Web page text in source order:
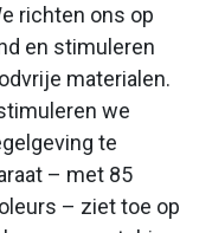
richten ons op
en stimuleren
materialen.
we
te
– met 85
– ziet toe op